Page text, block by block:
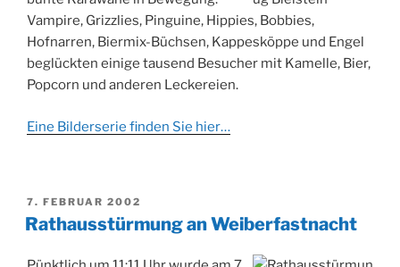
Vampire, Grizzlies, Pinguine, Hippies, Bobbies,
Hofnarren, Biermix-Büchsen, Kappesköppe und Engel
beglückten einige tausend Besucher mit Kamelle, Bier,
Popcorn und anderen Leckereien.
Eine Bilderserie finden Sie hier…
VERÖFFENTLICHT
AM
7. FEBRUAR 2002
Rathausstürmung an Weiberfastnacht